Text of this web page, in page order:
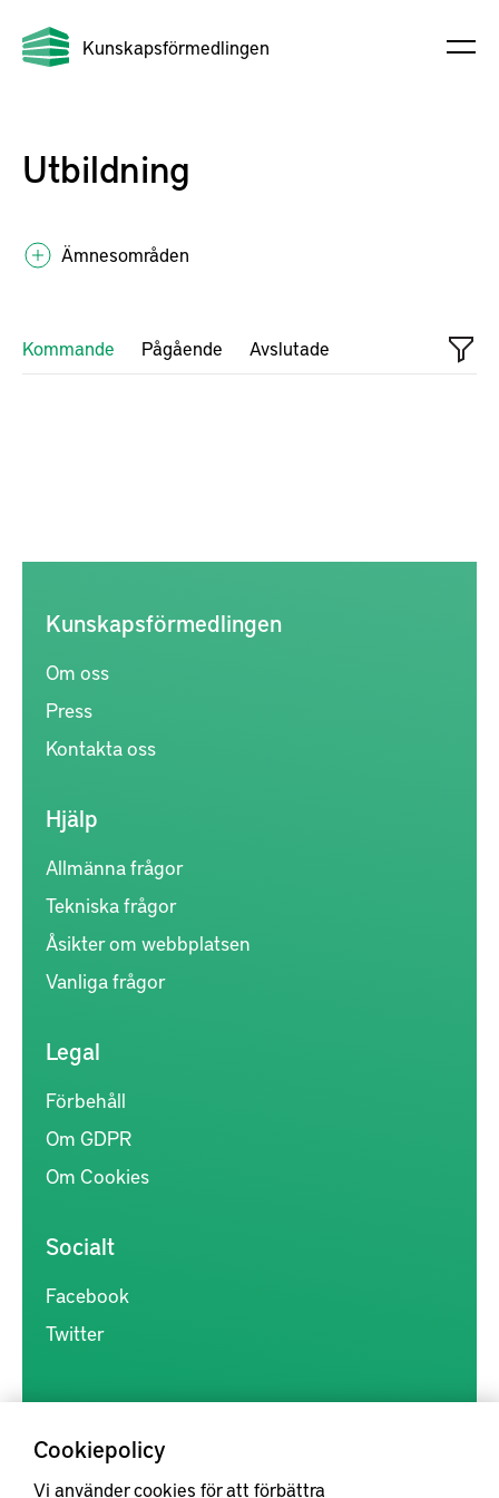
Kunskapsförmedlingen
Utbildning
Ämnesområden
Kommande Pågående Avslutade
Cookiepolicy
Vi använder cookies för att förbättra
Kunskapsförmedlingen
Om oss
Press
Kontakta oss
Hjälp
Allmänna frågor
Tekniska frågor
Åsikter om webbplatsen
Vanliga frågor
Legal
Förbehåll
Om GDPR
Om Cookies
Socialt
Facebook
Twitter